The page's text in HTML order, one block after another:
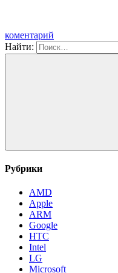
коментарий
Найти:
Рубрики
AMD
Apple
ARM
Google
HTC
Intel
LG
Microsoft